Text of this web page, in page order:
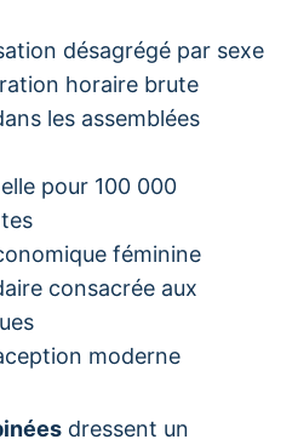
désagrégé par sexe
horaire brute
les assemblées
pour 100 000
féminine
consacrée aux
moderne
dressent un